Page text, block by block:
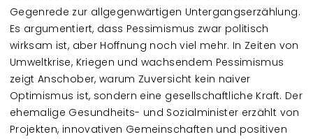
Gegenrede zur allgegenwärtigen Untergangserzählung.
Es argumentiert, dass Pessimismus zwar politisch
wirksam ist, aber Hoffnung noch viel mehr. In Zeiten von
Umweltkrise, Kriegen und wachsendem Pessimismus
zeigt Anschober, warum Zuversicht kein naiver
Optimismus ist, sondern eine gesellschaftliche Kraft. Der
ehemalige Gesundheits- und Sozialminister erzählt von
Projekten, innovativen Gemeinschaften und positiven